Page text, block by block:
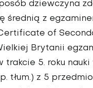
dziewczyna
średnią z
of
Brytanii
trakcie 5. roku nauki
tłum.) z 5